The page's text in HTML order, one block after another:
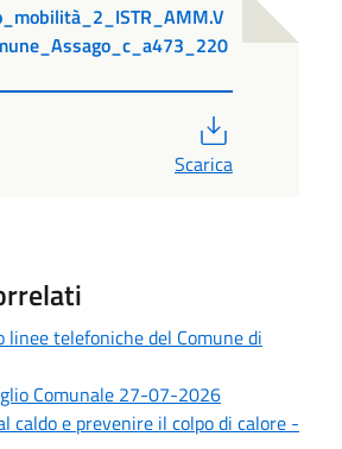
Scarica
telefoniche del Comune di
Comunale 27-07-2026
caldo e prevenire il colpo di calore -